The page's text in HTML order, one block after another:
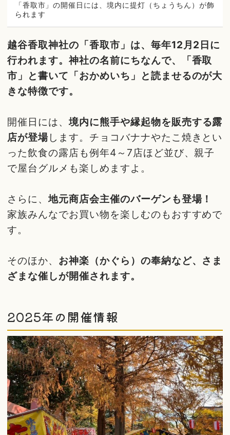
「香取市」の開催日には、境内に提灯（ちょうちん）が飾
られます
越谷香取神社の「香取市」は、毎年12月2日に
行われます。神社の名前にちなんで、「香取
市」と書いて「おかめいち」と読ませるのが大
きな特徴です。
開催日には、境内に熊手や縁起物を販売する露
店が登場します。チョコバナナやたこ焼きとい
った飲食の露店も例年4～7店ほど並び、親子
で屋台グルメも楽しめますよ。
さらに、地元商店会主催のバーゲンも登場！
家族みんなでお買い物を楽しむのもおすすめで
す。
そのほか、 お神楽（かぐら）の奉納など、さま
ざまな催しが開催されます。
2025年の開催情報